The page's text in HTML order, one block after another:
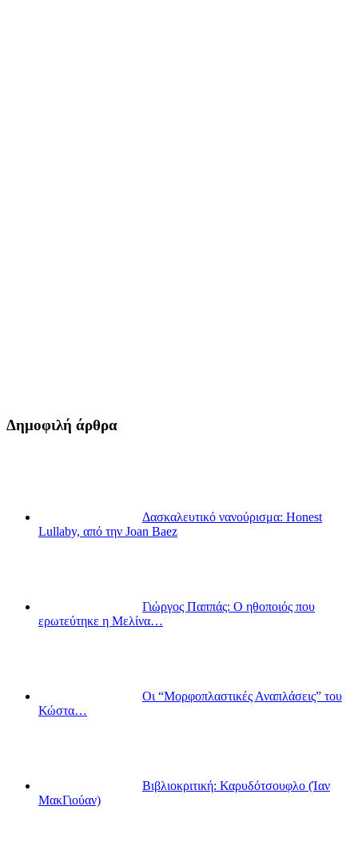
Δημοφιλή άρθρα
Δασκαλευτικό νανούρισμα: Honest
Lullaby, από την Joan Baez
Γιώργος Παππάς: Ο ηθοποιός που
ερωτεύτηκε η Μελίνα…
Οι “Μορφοπλαστικές Αναπλάσεις” του
Κώστα…
Βιβλιοκριτική: Καρυδότσουφλο (Ίαν
ΜακΓιούαν)